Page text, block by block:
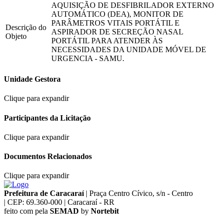
Descrição do
Objeto
AQUISIÇÃO DE DESFIBRILADOR EXTERNO
AUTOMÁTICO (DEA), MONITOR DE
PARÂMETROS VITAIS PORTÁTIL E
ASPIRADOR DE SECREÇÃO NASAL
PORTÁTIL PARA ATENDER ÀS
NECESSIDADES DA UNIDADE MÓVEL DE
URGENCIA - SAMU.
Unidade Gestora
Clique para expandir
Participantes da Licitação
Clique para expandir
Documentos Relacionados
Clique para expandir
Prefeitura de Caracaraí | Praça Centro Cívico, s/n - Centro
| CEP: 69.360-000 | Caracaraí - RR
feito com pela SEMAD by Nortebit